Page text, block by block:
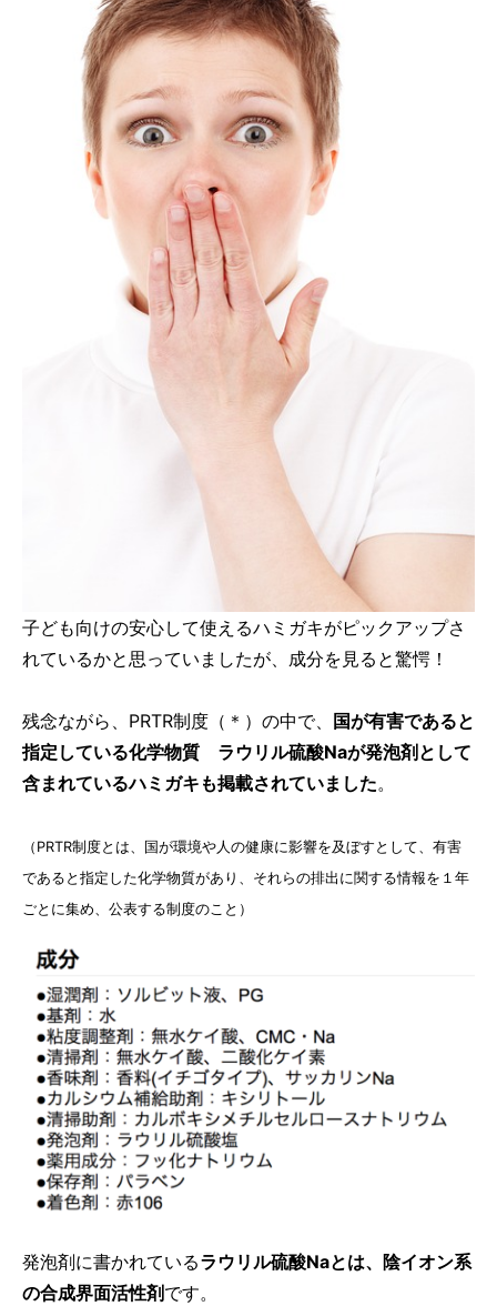
子ども向けの安心して使えるハミガキがピックアップさ
れているかと思っていましたが、成分を見ると驚愕！
残念ながら、PRTR制度（＊）の中で、
国が有害であると
指定している化学物質 ラウリル硫酸Naが発泡剤として
含まれているハミガキも掲載されていました。
（PRTR制度とは、国が環境や人の健康に影響を及ぼすとして、有害
であると指定した化学物質があり、それらの排出に関する情報を１年
ごとに集め、公表する制度のこと）
発泡剤に書かれているラウリル硫酸Naとは、陰イオン系
の合成界面活性剤 です。